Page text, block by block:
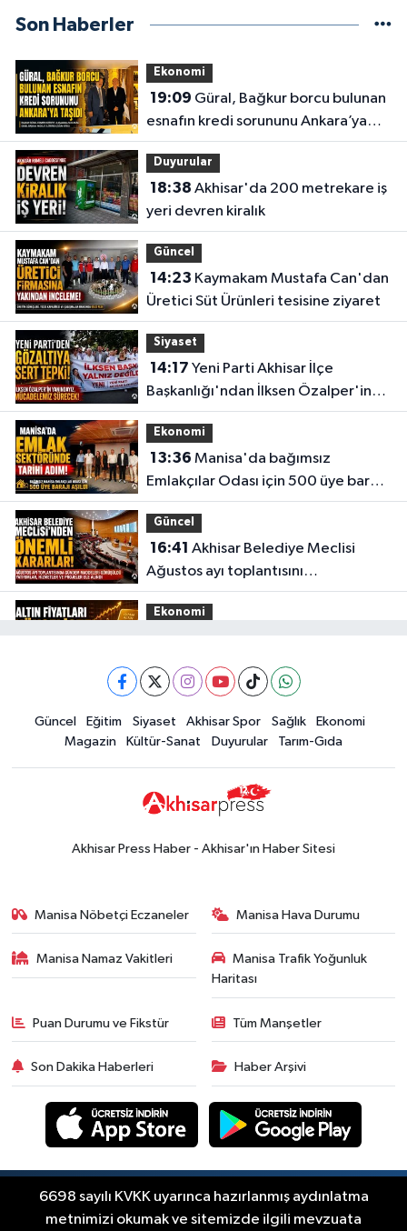
Son Haberler
Ekonomi
19:09
esnafın kredi sorununu Ankara’ya
taşıdı
Duyurular
18:38
yeri devren kiralık
Güncel
14:23
Üretici Süt Ürünleri tesisine ziyaret
Siyaset
14:17
Başkanlığı'ndan İlksen Özalper'in
gözaltına alınmasına tepki
Ekonomi
13:36
Emlakçılar Odası için 500 üye barajı
aşıldı
Güncel
16:41
Ağustos ayı toplantısını
gerçekleştirdi
Ekonomi
15:02Akhisar'da sıcak hava etkisini
sürdürüyor! İşte 5 günlük hava
durumu
Güncel
14:53
Çanakkale'nin tarihini yerinde
yaşadı
19:00Kadın ve Çocuk Giyimde Yeni
Dönem: Minik Terzi’den Anne-
Çocuk Stilini Tamamlayan
Koleksiyonlar
Güncel
18:57Akhisar'da Atatürk
Mahallesi'nde yine 6 saatlik elektrik
kesintisi
Güncel Eğitim Siyaset Akhisar Spor Sağlık
Ekonomi
Magazin
Kültür-Sanat Duyurular Tarım-Gıda
Akhisar Press Haber - Akhisar'ın Haber Sitesi
Manisa Nöbetçi Eczaneler Manisa Hava Durumu
Manisa Namaz Vakitleri
Manisa Trafik Yoğunluk
Haritası
Puan Durumu ve Fikstür Tüm Manşetler
Son Dakika Haberleri Haber Arşivi
RSS
Copyright © Akhisar Press Haber 2012-2026 Her
hakkı saklıdır.
6698 sayılı KVKK uyarınca hazırlanmış aydınlatma
metnimizi okumak ve sitemizde ilgili mevzuata